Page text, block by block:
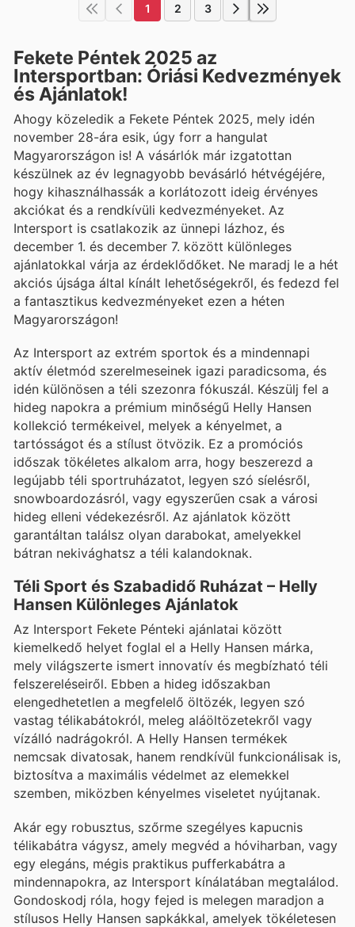
1 2 3
Fekete Péntek 2025 az
Intersportban: Óriási Kedvezmények
és Ajánlatok!
Ahogy közeledik a Fekete Péntek 2025, mely idén
november 28-ára esik, úgy forr a hangulat
Magyarországon is! A vásárlók már izgatottan
készülnek az év legnagyobb bevásárló hétvégéjére,
hogy kihasználhassák a korlátozott ideig érvényes
akciókat és a rendkívüli kedvezményeket. Az
Intersport is csatlakozik az ünnepi lázhoz, és
december 1. és december 7. között különleges
ajánlatokkal várja az érdeklődőket. Ne maradj le a hét
akciós újsága által kínált lehetőségekről, és fedezd fel
a fantasztikus kedvezményeket ezen a héten
Magyarországon!
Az Intersport az extrém sportok és a mindennapi
aktív életmód szerelmeseinek igazi paradicsoma, és
idén különösen a téli szezonra fókuszál. Készülj fel a
hideg napokra a prémium minőségű Helly Hansen
kollekció termékeivel, melyek a kényelmet, a
tartósságot és a stílust ötvözik. Ez a promóciós
időszak tökéletes alkalom arra, hogy beszerezd a
legújabb téli sportruházatot, legyen szó síelésről,
snowboardozásról, vagy egyszerűen csak a városi
hideg elleni védekezésről. Az ajánlatok között
garantáltan találsz olyan darabokat, amelyekkel
bátran nekivághatsz a téli kalandoknak.
Téli Sport és Szabadidő Ruházat – Helly
Hansen Különleges Ajánlatok
Az Intersport Fekete Pénteki ajánlatai között
kiemelkedő helyet foglal el a Helly Hansen márka,
mely világszerte ismert innovatív és megbízható téli
felszereléseiről. Ebben a hideg időszakban
elengedhetetlen a megfelelő öltözék, legyen szó
vastag télikabátokról, meleg aláöltözetekről vagy
vízálló nadrágokról. A Helly Hansen termékek
nemcsak divatosak, hanem rendkívül funkcionálisak is,
biztosítva a maximális védelmet az elemekkel
szemben, miközben kényelmes viseletet nyújtanak.
Akár egy robusztus, szőrme szegélyes kapucnis
télikabátra vágysz, amely megvéd a hóviharban, vagy
egy elegáns, mégis praktikus pufferkabátra a
mindennapokra, az Intersport kínálatában megtalálod.
Gondoskodj róla, hogy fejed is melegen maradjon a
stílusos Helly Hansen sapkákkal, amelyek tökéletesen